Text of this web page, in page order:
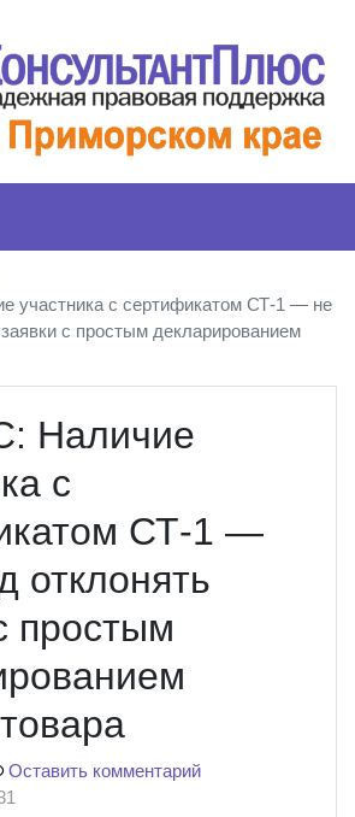
с сертификатом СТ-1 — не
с простым декларированием
Наличие
с
СТ-1 —
отклонять
простым
Оставить комментарий